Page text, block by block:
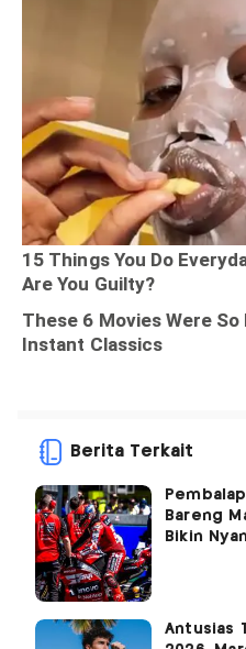
Berita Terkait
Bareng
Bikin
Antusias